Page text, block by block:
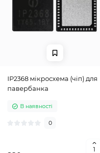
IP2368 мікросхема (чіп) для
павербанка
В наявності
0